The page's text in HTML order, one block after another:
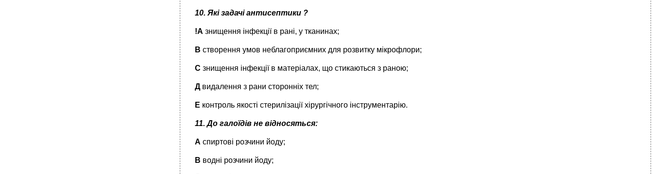
10. Які задачі антисептики ?
!А знищення інфекції в рані, у тканинах;
В створення умов неблагоприємних для розвитку мікрофлори;
С знищення інфекції в матеріалах, що стикаються з раною;
Двидалення з рани сторонніх тел;
Е контроль якості стерилізації хірургічного інструментарію.
11.До галоїдів не відносяться:
А спиртові розчини йоду;
В водні розчини йоду;